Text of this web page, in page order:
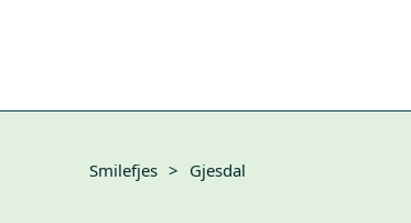
Smilefjes > Gjesdal